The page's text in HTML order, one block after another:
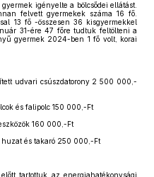
igényelte a bölcsődei ellátást.
felvett gyermekek száma 16 fő.
13 fő -összesen 36 kisgyermekkel
31-ére 47 főre tudtuk feltölteni a
gyermek 2024-ben 1 fő volt, korai
udvari csúszdatorony 2 500 000,-
és falipolc 150 000,-Ft
160 000,-Ft
huzat és takaró 250 000,-Ft
tartottuk az energiahatékonysági